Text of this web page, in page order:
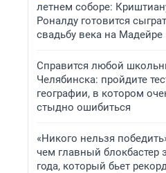
летнем соборе:
Роналду готовится
свадьбу века на Мадейре
Справится любой
Челябинска: пройдите
географии, в котором
стыдно ошибиться
«Никого нельзя
чем главный блокбастер
года, который бьет